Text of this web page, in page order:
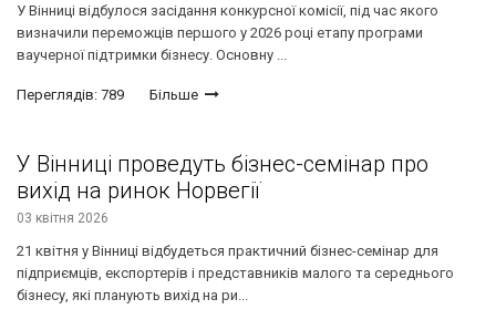
У Вінниці відбулося засідання конкурсної комісії, під час якого
визначили переможців першого у 2026 році етапу програми
ваучерної підтримки бізнесу. Основну ...
Переглядів: 789 Більше
У Вінниці проведуть бізнес-семінар про
вихід на ринок Норвегії
03 квітня 2026
21 квітня у Вінниці відбудеться практичний бізнес-семінар для
підприємців, експортерів і представників малого та середнього
бізнесу, які планують вихід на ри...